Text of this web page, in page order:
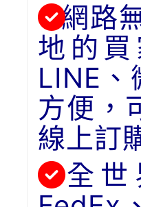
網路
地的
LINE、
方便，
線上訂
全世